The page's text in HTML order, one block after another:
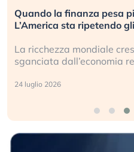
Quando la finanza pesa
L’America sta ripetendo
La ricchezza mondiale
sganciata dall’economia
24 luglio 2026